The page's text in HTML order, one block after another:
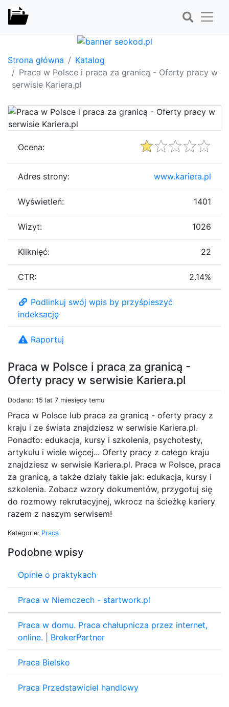
Strona główna
Katalog
Praca w Polsce i praca za granicą - Oferty pracy w
serwisie Kariera.pl
Praca w Polsce i praca za granicą -
Oferty pracy w serwisie Kariera.pl
Dodano: 15 lat 7 miesięcy temu
Praca w Polsce lub praca za granicą - oferty pracy z
kraju i ze świata znajdziesz w serwisie Kariera.pl.
Ponadto: edukacja, kursy i szkolenia, psychotesty,
artykułu i wiele więcej... Oferty pracy z całego kraju
znajdziesz w serwisie Kariera.pl. Praca w Polsce, praca
za granicą, a także działy takie jak: edukacja, kursy i
szkolenia. Zobacz wzory dokumentów, przygotuj się
do rozmowy rekrutacyjnej, wkrocz na ścieżkę kariery
razem z naszym serwisem!
Kategorie: Praca
Podobne wpisy
Opinie o praktykach
Praca w Niemczech - startwork.pl
Praca w domu. Praca chałupnicza przez internet,
online. | BrokerPartner
Praca Bielsko
Praca Przedstawiciel handlowy
Ocena:
Adres strony: www.kariera.pl
Wyświetleń: 1401
Wizyt: 1026
Kliknięć: 22
CTR: 2.14%
Podlinkuj swój wpis by przyśpieszyć
indeksację
Raportuj